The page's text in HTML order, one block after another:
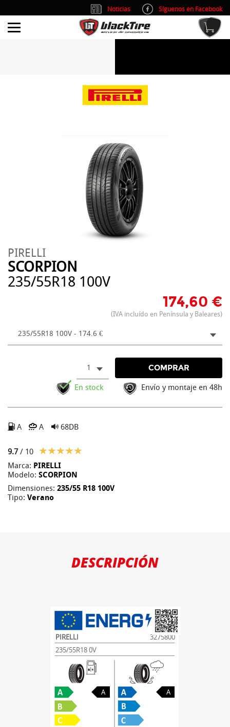
PIRELLI
SCORPION
235/55R18 100V
174,60 €
(IVA incluído en Península y Baleares)
235/55R18 100V - 174.6 €
1 COMPRAR
En stock Envío y montaje en 48h
A A 68DB
9.7/ 10
Marca: PIRELLI
Modelo: SCORPION
Dimensiones: 235/55 R18 100V
Tipo: Verano
DESCRIPCIÓN
PIRELLI
3275800
235/55R18 0V
A A
Noticias
Síguenos en Facebook
info@blacktire.es
Atención al cliente: L/V 9:00-14:00 y 15:00-19:00